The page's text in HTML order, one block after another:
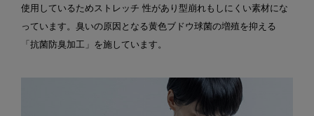
使用しているためストレッチ 性があり型崩れもしにくい素材にな
っています。臭いの原因となる黄色ブドウ球菌の増殖を抑える
「抗菌防臭加工」を施しています。